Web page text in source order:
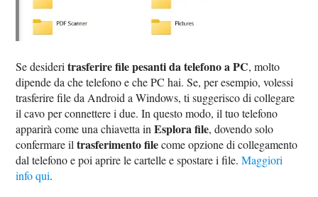
Se desideritrasferire file pesanti da telefono a PC, molto
dipende da che telefono e che PC hai. Se, per esempio, volessi
trasferire file da Android a Windows, ti suggerisco di collegare
il cavo per connettere i due. In questo modo, il tuo telefono
apparirà come una chiavetta inEsplora file, dovendo solo
confermare iltrasferimento filecome opzione di collegamento
dal telefono e poi aprire le cartelle e spostare i file.Maggiori
info qui.